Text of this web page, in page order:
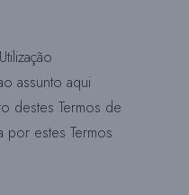
assunto aqui
destes Termos de
por estes Termos